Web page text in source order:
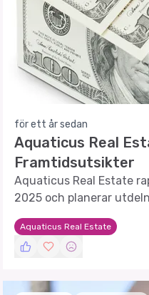
för ett år sedan
Aquaticus Real
Framtidsutsikter
Aquaticus Real Estate
2025 och planerar
Aquaticus Real Estate